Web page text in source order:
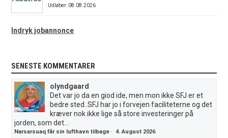
Udløber: 08.08.2026
Indryk jobannonce
SENESTE KOMMENTARER
olyndgaard
Det var jo da en giod ide, men mon ikke SFJ er et
bedre sted..SFJ har jo i forvejen faciliteterne og det
kræver nok ikke lige så store investeringer på
jorden, som det...
Narsarsuaq får sin lufthavn tilbage ·4. August 2026